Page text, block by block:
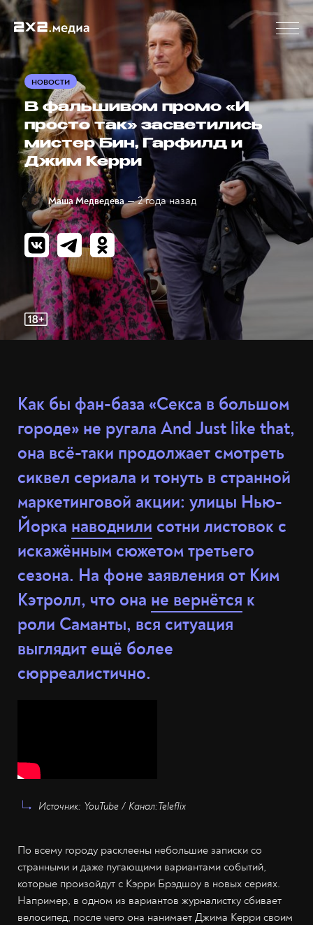
НОВОСТИ
В фальшивом промо «И
просто так» засветились
мистер Бин, Гарфилд и
Джим Керри
Маша Медведева — 2 года назад
Как бы фан-база «Секса в большом
городе» не ругала And Just like that,
она всё-таки продолжает смотреть
сиквел сериала и тонуть в странной
маркетинговой акции: улицы Нью-
Йорка наводнили сотни листовок с
искажённым сюжетом третьего
сезона. На фоне заявления от Ким
Кэтролл, что она не вернётся к
роли Саманты, вся ситуация
выглядит ещё более
сюрреалистично.
Источник: YouTube / Канал:Teleflix
По всему городу расклеены небольшие записки со
странными и даже пугающими вариантами событий,
которые произойдут с Кэрри Брэдшоу в новых сериях.
Например, в одном из вариантов журналистку сбивает
велосипед, после чего она нанимает Джима Керри своим